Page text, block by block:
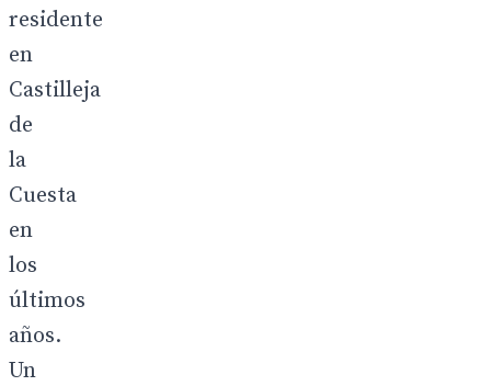
residente
en
Castilleja
de
la
Cuesta
en
los
últimos
años.
Un